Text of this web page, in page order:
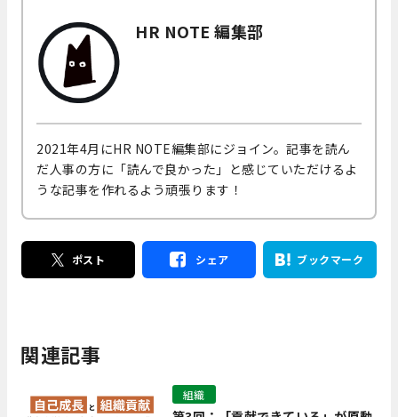
HR NOTE 編集部
2021年4月にHR NOTE編集部にジョイン。記事を読ん
だ人事の方に「読んで良かった」と感じていただけるよ
うな記事を作れるよう頑張ります！
ポスト シェア ブックマーク
関連記事
組織